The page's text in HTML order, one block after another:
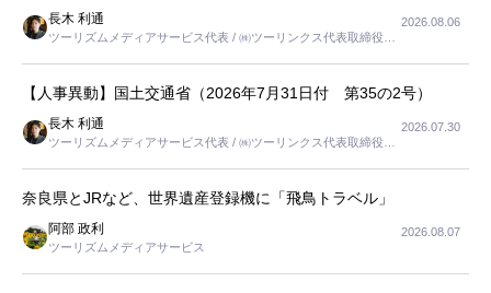
長木 利通
ツーリズムメディアサービス代表 / ㈱ツーリンクス代表取締役社
2026.08.06
【人事異動】国土交通省（2026年7月31日付 第35の2号）
長木 利通
ツーリズムメディアサービス代表 / ㈱ツーリンクス代表取締役社
2026.07.30
奈良県とJRなど、世界遺産登録機に「飛鳥トラベル」
阿部 政利
ツーリズムメディアサービス
2026.08.07